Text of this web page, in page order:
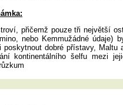
přičemž pouze tři největší
nebo Kemmužádné údaje)
poskytnout dobré přístavy, Maltu
kontinentálního šelfu mezi